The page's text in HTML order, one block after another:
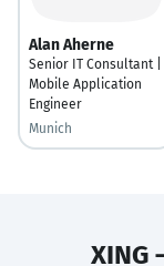
Alan Aherne
Senior IT Consultant |
Mobile Application
Engineer
Munich
XING